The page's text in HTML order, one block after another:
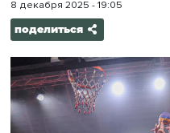
8 декабря 2025 - 19:05
поделиться